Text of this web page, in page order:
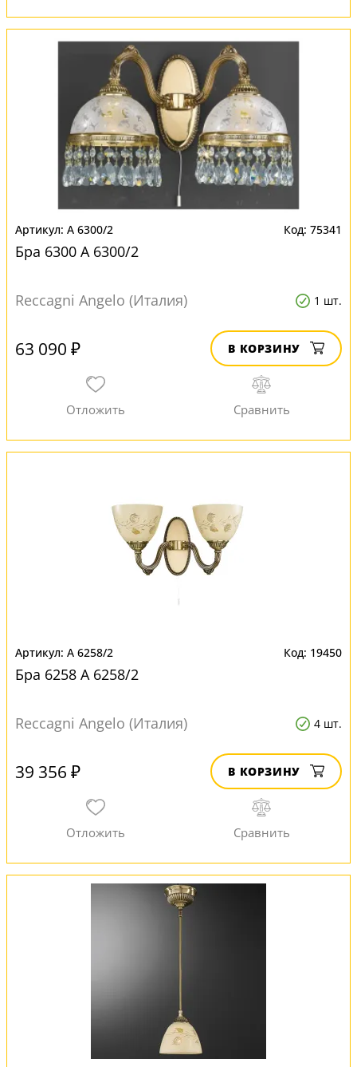
A 6300/2 75341
Бра 6300 A 6300/2
Reccagni Angelo (Италия) 1 шт.
63 090 ₽ В КОРЗИНУ
A 6258/2 19450
Бра 6258 A 6258/2
Reccagni Angelo (Италия) 4 шт.
39 356 ₽ В КОРЗИНУ